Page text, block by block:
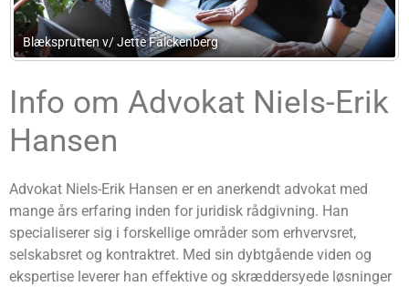
Energy Advisor
Info om Advokat Niels-Erik
Hansen
Advokat Niels-Erik Hansen er en anerkendt advokat med
mange års erfaring inden for juridisk rådgivning. Han
specialiserer sig i forskellige områder som erhvervsret,
selskabsret og kontraktret. Med sin dybtgående viden og
ekspertise leverer han effektive og skræddersyede løsninger